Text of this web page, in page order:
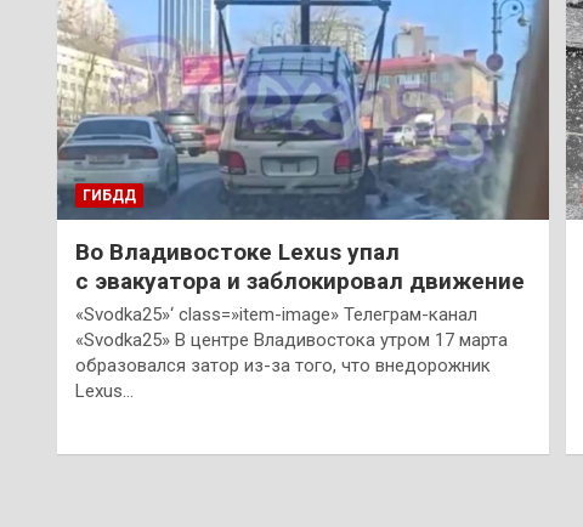
ГИБДД
Во Владивостоке Lexus упал
с эвакуатора и заблокировал движение
«Svodka25»‘ class=»item-image» Телеграм-канал
«Svodka25» В центре Владивостока утром 17 марта
образовался затор из-за того, что внедорожник
Lexus…